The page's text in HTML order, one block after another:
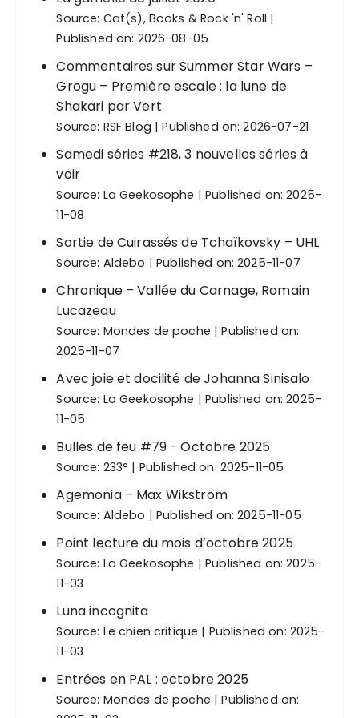
Source: Cat(s), Books & Rock 'n' Roll
Published on: 2026-08-05
Commentaires sur Summer Star Wars –
Grogu – Première escale : la lune de
Shakari par Vert
Source: RSF Blog Published on: 2026-07-21
Samedi séries #218, 3 nouvelles séries à
voir
Source: La Geekosophe
Published on: 2025-
11-08
Sortie de Cuirassés de Tchaïkovsky – UHL
Source: Aldebo Published on: 2025-11-07
Chronique – Vallée du Carnage, Romain
Lucazeau
Source: Mondes de poche
Published on:
2025-11-07
Avec joie et docilité de Johanna Sinisalo
Source: La Geekosophe
Published on: 2025-
11-05
Bulles de feu #79 - Octobre 2025
Source: 233° Published on: 2025-11-05
Agemonia – Max Wikström
Source: Aldebo Published on: 2025-11-05
Point lecture du mois d’octobre 2025
Source: La Geekosophe
Published on: 2025-
11-03
Luna incognita
Source: Le chien critique
Published on: 2025-
11-03
Entrées en PAL : octobre 2025
Source: Mondes de poche
Published on: